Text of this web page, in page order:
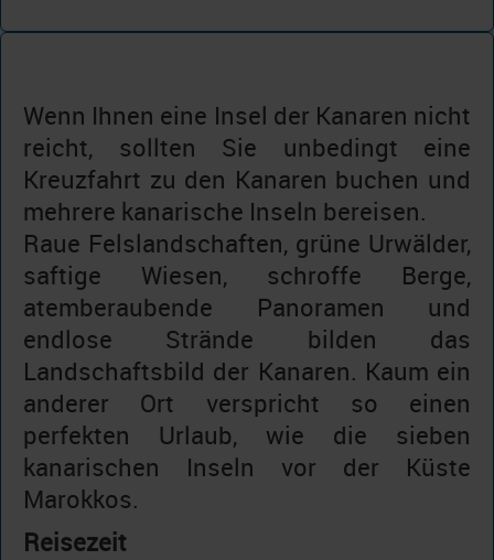
Wenn Ihnen eine Insel der Kanaren nicht
reicht, sollten Sie unbedingt eine
Kreuzfahrt zu den Kanaren buchen und
mehrere kanarische Inseln bereisen.
Raue Felslandschaften, grüne Urwälder,
saftige Wiesen, schroffe Berge,
atemberaubende Panoramen und
endlose Strände bilden das
Landschaftsbild der Kanaren. Kaum ein
anderer Ort verspricht so einen
perfekten Urlaub, wie die sieben
kanarischen Inseln vor der Küste
Marokkos.
Reisezeit